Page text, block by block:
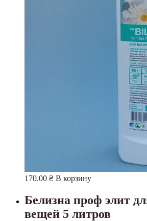
170.00 ₴ В корзину
Белизна проф элит
вещей 5 литров